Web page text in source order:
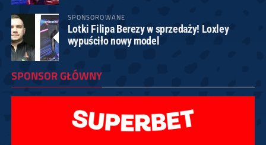
SPONSOROWANE
Lotki Filipa Berezy w sprzedaży! Loxley
wypuściło nowy model
SPONSOR GŁÓWNY